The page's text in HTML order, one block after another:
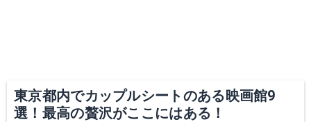
東京都内でカップルシートのある映画館9
選！最高の贅沢がここにはある！